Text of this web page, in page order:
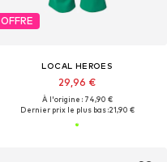
OFFRE
LOCAL HEROES
29,96 €
À l'origine : 74,90 €
Dernier prix le plus bas :21,90 €